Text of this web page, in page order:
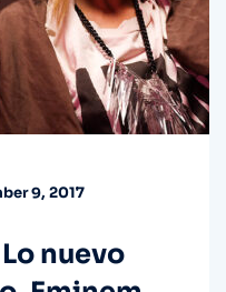
9, 2017
nuevo